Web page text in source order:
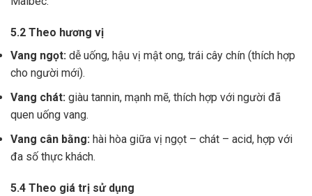
5.2 Theo hương vị
Vang ngọt: dễ uống, hậu vị mật ong, trái cây chín (thích hợp
cho người mới).
Vang chát: giàu tannin, mạnh mẽ, thích hợp với người đã
quen uống vang.
Vang cân bằng: hài hòa giữa vị ngọt – chát – acid, hợp với
đa số thực khách.
5.4 Theo giá trị sử dụng